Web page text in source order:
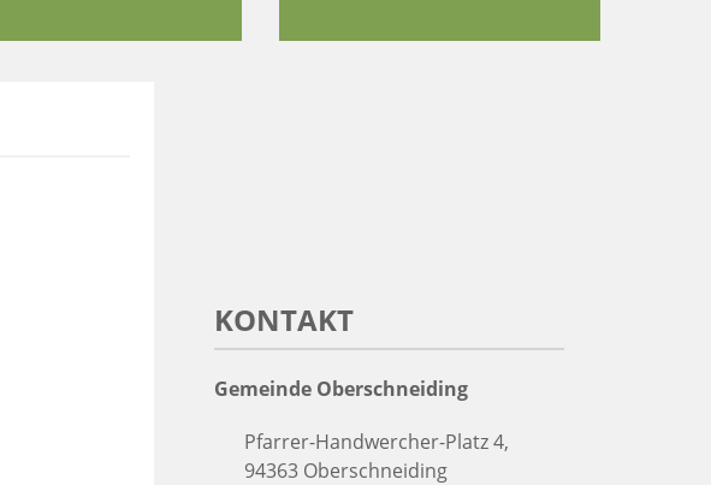
KONTAKT
Gemeinde Oberschneiding
Pfarrer-Handwercher-Platz 4,
94363 Oberschneiding